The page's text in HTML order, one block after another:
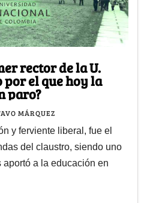
rector de la U.
el que hoy la
paro?
MÁRQUEZ
y ferviente liberal, fue el
del claustro, siendo uno
a la educación en